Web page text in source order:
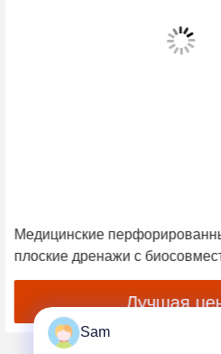
Медицинские
плоские дренажи с
для хирургического
Лучшая
Sam